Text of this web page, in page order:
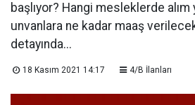
başlıyor? Hangi mesleklerde alım
unvanlara ne kadar maaş
detayında...
18 Kasım 2021 14:17 4/B İlanları